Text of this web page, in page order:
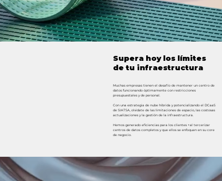
Supera hoy los límites
de tu infraestructura
Muchas empresas tienen el desafío de mantener un centro de
datos funcionando óptimamente con restricciones
presupuestales y de personal.
Con una estrategia de nube híbrida y potencializando el DCaaS
de SIATSA, olvidate de las limitaciones de espacio, las costosas
actualizaciones y la gestión de la infraestructura.
Hemos generado eficiencias para los clientes +al tercerizar
centros de datos completos y que ellos se enfoquen en su core
de negocio.